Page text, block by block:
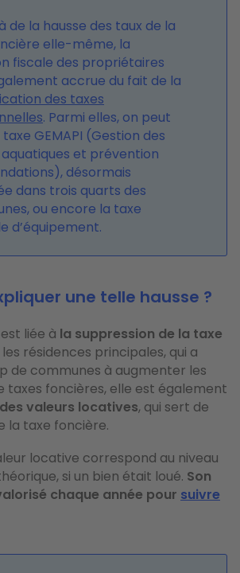
de la hausse des taux de la
elle-même, la
fiscale des propriétaires
accrue du fait de la
des taxes
. Parmi elles, on peut
GEMAPI (Gestion des
aquatiques et prévention
désormais
dans trois quarts des
ou encore la taxe
d’équipement.
une telle hausse ?
liée à la suppression de la taxe
les résidences principales, qui a
de communes à augmenter les
taxes foncières, elle est également
valeurs locatives, qui sert de
la taxe foncière.
locative correspond au niveau
si un bien était loué. Son
chaque année pour suivre